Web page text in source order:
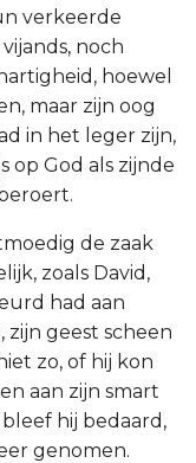
verkeerde
noch
hoewel
maar zijn oog
in het leger zijn,
op God als zijnde
de zaak
zoals David,
had aan
zijn geest scheen
zo, of hij kon
aan zijn smart
hij bedaard,
genomen.